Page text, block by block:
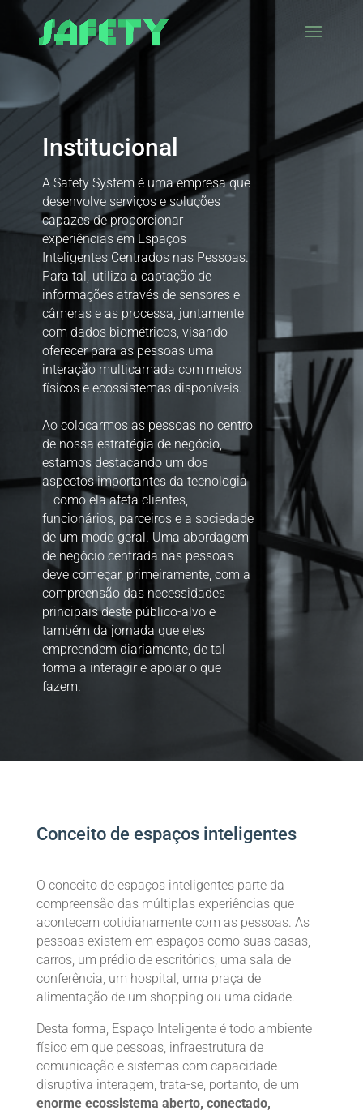
Institucional
A Safety System é uma empresa que
desenvolve serviços e soluções
capazes de proporcionar
experiências em Espaços
Inteligentes Centrados nas Pessoas.
Para tal, utiliza a captação de
informações através de sensores e
câmeras e as processa, juntamente
com dados biométricos, visando
oferecer para as pessoas uma
interação multicamada com meios
físicos e ecossistemas disponíveis.
Ao colocarmos as pessoas no centro
de nossa estratégia de negócio,
estamos destacando um dos
aspectos importantes da tecnologia
– como ela afeta clientes,
funcionários, parceiros e a sociedade
de um modo geral. Uma abordagem
de negócio centrada nas pessoas
deve começar, primeiramente, com a
compreensão das necessidades
principais deste público-alvo e
também da jornada que eles
empreendem diariamente, de tal
forma a interagir e apoiar o que
fazem.
Conceito de espaços inteligentes
O conceito de espaços inteligentes parte da
compreensão das múltiplas experiências que
acontecem cotidianamente com as pessoas. As
pessoas existem em espaços como suas casas,
carros, um prédio de escritórios, uma sala de
conferência, um hospital, uma praça de
alimentação de um shopping ou uma cidade.
Desta forma, Espaço Inteligente é todo ambiente
físico em que pessoas, infraestrutura de
comunicação e sistemas com capacidade
disruptiva interagem, trata-se, portanto, de um
enorme ecossistema aberto, conectado,